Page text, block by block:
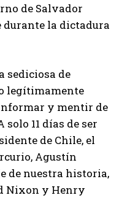
de Salvador
la dictadura
sediciosa de
legítimamente
y mentir de
11 días de ser
de Chile, el
Agustín
de nuestra historia,
Nixon y Henry